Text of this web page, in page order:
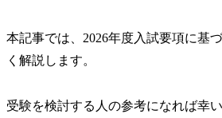
本記事では、2026年度入試要項に基
く解説します。
受験を検討する人の参考になれば幸い